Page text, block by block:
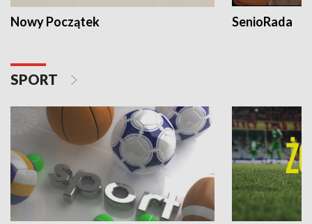
Nowy Początek SenioRada
SPORT